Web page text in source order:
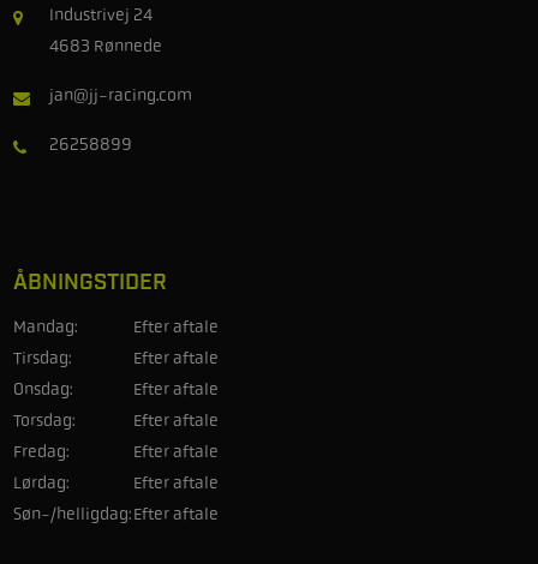
Industrivej 24
4683 Rønnede
jan@jj-racing.com
26258899
ÅBNINGSTIDER
Mandag:
Efter aftale
Tirsdag:
Efter aftale
Onsdag:
Efter aftale
Torsdag:
Efter aftale
Fredag:
Efter aftale
Lørdag:
Efter aftale
Søn-/helligdag:Efter aftale